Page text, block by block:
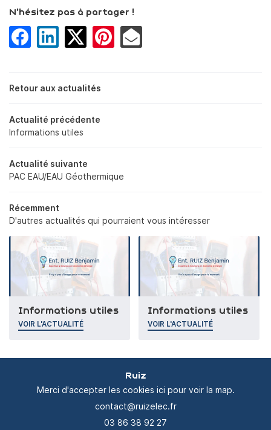
DOMOTIQUE
CONTACT
N'hésitez pas à partager !
Retour aux actualités
Actualité précédente
Informations utiles
Actualité suivante
PAC EAU/EAU Géothermique
Récemment
D'autres actualités qui pourraient vous intéresser
Informations utiles
VOIR L'ACTUALITÉ
Informations utiles
VOIR L'ACTUALITÉ
Ruiz
Merci d'accepter les cookies ici pour voir la map.
03 86 38 92 27